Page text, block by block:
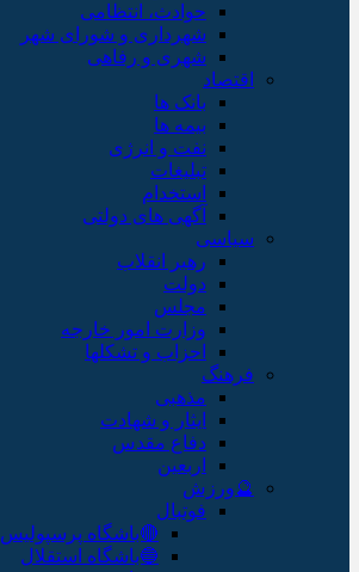
حوادث، انتظامی
شهرداری و شورای شهر
شهری و رفاهی
اقتصاد
بانک ها
بیمه ها
نفت و انرژی
تبلیغات
استخدام
آگهی های دولتی
سیاسی
رهبر انقلاب
دولت
مجلس
وزارت امور خارجه
احزاب و تشکلها
فرهنگ
مذهبی
ایثار و شهادت
دفاع مقدس
اربعین
🔮ورزش
فوتبال
🔴باشگاه پرسپولیس
🔵باشگاه استقلال